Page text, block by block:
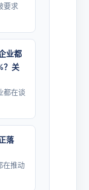
要求
业都
？关
都在谈
落
在推动